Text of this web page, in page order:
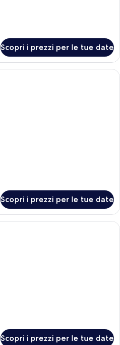
Scopri i prezzi per le tue date
Una camera d'albergo con due letti,
Scopri i prezzi per le tue date
Camera d'albergo con un letto
Scopri i prezzi per le tue date